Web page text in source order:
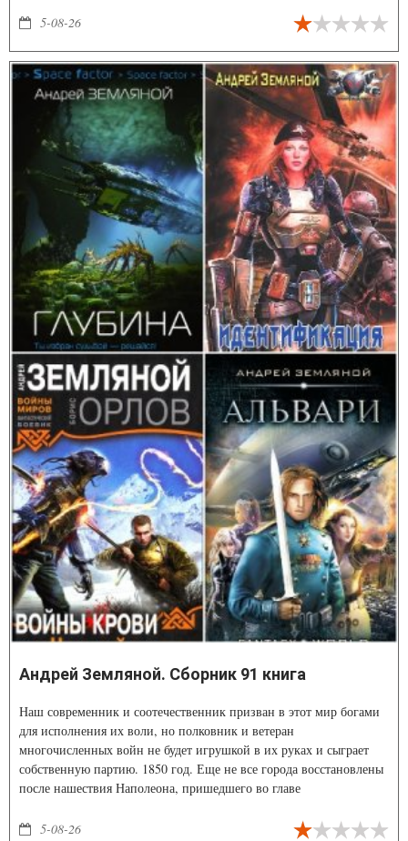
5-08-26
Андрей Земляной. Сборник 91 книга
Наш современник и соотечественник призван в этот мир богами
для исполнения их воли, но полковник и ветеран
многочисленных войн не будет игрушкой в их руках и сыграет
собственную партию. 1850 год. Еще не все города восстановлены
после нашествия Наполеона, пришедшего во главе
эскадронов
5-08-26